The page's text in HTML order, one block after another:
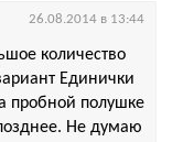
количество
Единички
пробной полушке
Не думаю
26.08.2014 в 13:44